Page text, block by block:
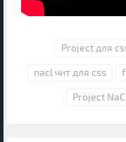
Project для
nacl чит для css
Project